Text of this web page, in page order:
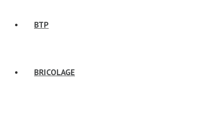
BTP
BRICOLAGE